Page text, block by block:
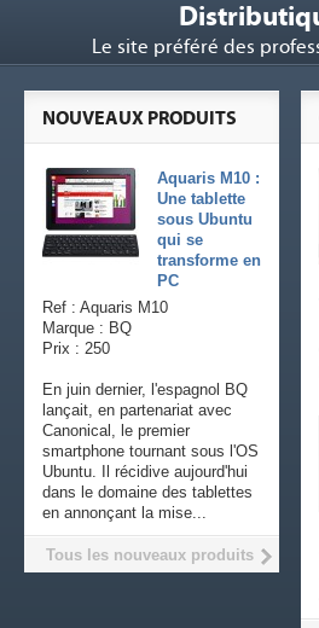
Le site préféré des
NOUVEAUX PRODUITS
Aquaris M10 :
Une tablette
sous Ubuntu
qui se
transforme en
PC
Ref : Aquaris M10
Marque : BQ
Prix : 250
En juin dernier, l'espagnol BQ
lançait, en partenariat avec
Canonical, le premier
smartphone tournant sous l'OS
Ubuntu. Il récidive aujourd'hui
dans le domaine des tablettes
en annonçant la mise...
Tous les nouveaux produits